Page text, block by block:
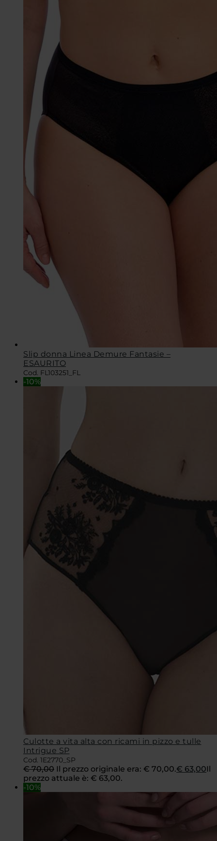
Slip donna Linea Demure Fantasie –
ESAURITO
Cod. FL103251_FL
-10%
Culotte a vita alta con ricami in pizzo e tulle
Intrigue SP
Cod. 1E2770_SP
€70,00 Il prezzo originale era: € 70,00.€ 63,00Il
prezzo attuale è: € 63,00.
-10%